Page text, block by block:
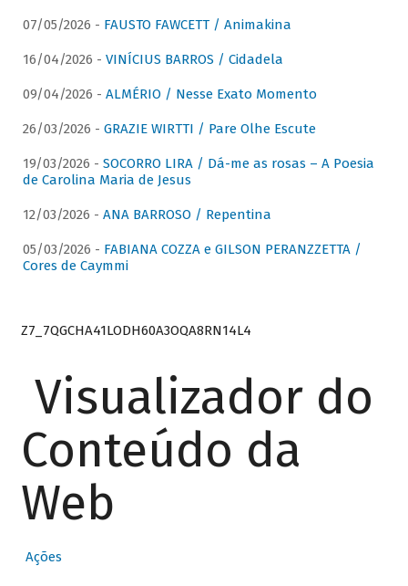
07/05/2026 - FAUSTO FAWCETT / Animakina
16/04/2026 - VINÍCIUS BARROS / Cidadela
09/04/2026 - ALMÉRIO / Nesse Exato Momento
26/03/2026 - GRAZIE WIRTTI / Pare Olhe Escute
19/03/2026 - SOCORRO LIRA / Dá-me as rosas – A Poesia
de Carolina Maria de Jesus
12/03/2026 - ANA BARROSO / Repentina
05/03/2026 - FABIANA COZZA e GILSON PERANZZETTA /
Cores de Caymmi
Z7_7QGCHA41LODH60A3OQA8RN14L4
Visualizador do
Conteúdo da
Web
Ações